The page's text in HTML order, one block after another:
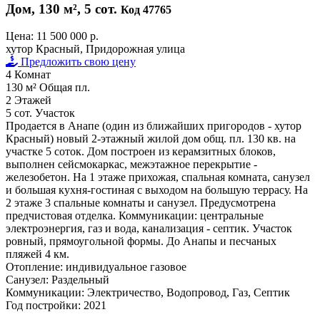
Дом, 130 м², 5 сот. Код 47765
Цена: 11 500 000 р.
хутор Красный, Придорожная улица
Предложить свою цену
4 Комнат
130 м² Общая пл.
2 Этажей
5 сот. Участок
Продается в Анапе (один из ближайших пригородов - хутор
Красный) новый 2-этажный жилой дом общ. пл. 130 кв. на
участке 5 соток. Дом построен из керамзитных блоков,
выполнен сейсмокаркас, межэтажное перекрытие -
железобетон. На 1 этаже прихожая, спальная комната, санузел
и большая кухня-гостиная с выходом на большую террасу. На
2 этаже 3 спальные комнаты и санузел. Предусмотрена
предчистовая отделка. Коммуникации: центральные
электроэнергия, газ и вода, канализация - септик. Участок
ровный, прямоугольной формы. До Анапы и песчаных
пляжей 4 км.
Отопление: индивидуальное газовое
Санузел: Раздельный
Коммуникации: Электричество, Водопровод, Газ, Септик
Год постройки: 2021